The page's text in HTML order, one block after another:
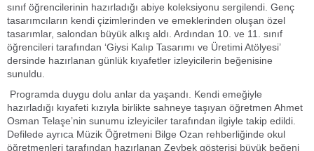
sınıf öğrencilerinin hazırladığı abiye koleksiyonu sergilendi. Genç
tasarımcıların kendi çizimlerinden ve emeklerinden oluşan özel
tasarımlar, salondan büyük alkış aldı. Ardından 10. ve 11. sınıf
öğrencileri tarafından ‘Giysi Kalıp Tasarımı ve Üretimi Atölyesi’
dersinde hazırlanan günlük kıyafetler izleyicilerin beğenisine
sunuldu.
Programda duygu dolu anlar da yaşandı. Kendi emeğiyle
hazırladığı kıyafeti kızıyla birlikte sahneye taşıyan öğretmen Ahmet
Osman Telaşe’nin sunumu izleyiciler tarafından ilgiyle takip edildi.
Defilede ayrıca Müzik Öğretmeni Bilge Ozan rehberliğinde okul
öğretmenleri tarafından hazırlanan Zeybek gösterisi büyük beğeni